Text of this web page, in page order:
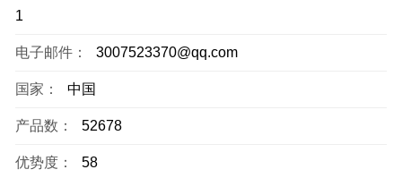
1
电子邮件： 3007523370@qq.com
国家： 中国
产品数： 52678
优势度： 58